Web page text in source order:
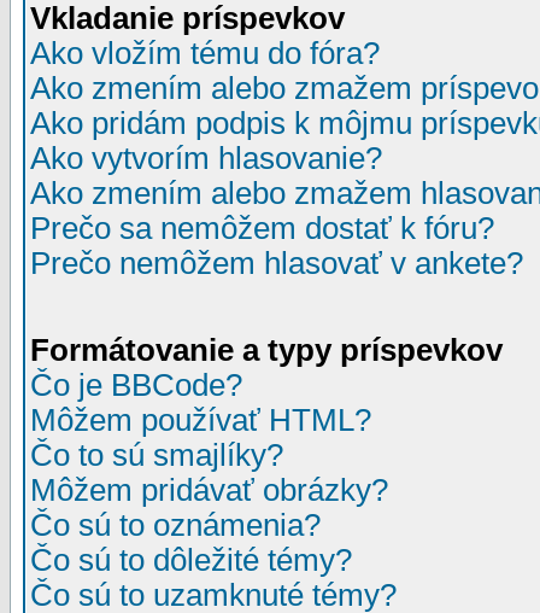
Vkladanie príspevkov
Ako vložím tému do fóra?
Ako zmením alebo zmažem
Ako pridám podpis k môjmu
Ako vytvorím hlasovanie?
Ako zmením alebo zmažem
Prečo sa nemôžem dostať k fóru?
Prečo nemôžem hlasovať v ankete?
Formátovanie a typy príspevkov
Čo je BBCode?
Môžem používať HTML?
Čo to sú smajlíky?
Môžem pridávať obrázky?
Čo sú to oznámenia?
Čo sú to dôležité témy?
Čo sú to uzamknuté témy?